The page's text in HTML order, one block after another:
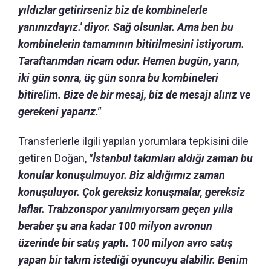
yıldızlar getirirseniz biz de kombinelerle
yanınızdayız.' diyor. Sağ olsunlar. Ama ben bu
kombinelerin tamamının bitirilmesini istiyorum.
Taraftarımdan ricam odur. Hemen bugün, yarın,
iki gün sonra, üç gün sonra bu kombineleri
bitirelim. Bize de bir mesaj, biz de mesajı alırız ve
gerekeni yaparız."
Transferlerle ilgili yapılan yorumlara tepkisini dile
getiren Doğan, "İstanbul takımları aldığı zaman bu
konular konuşulmuyor. Biz aldığımız zaman
konuşuluyor. Çok gereksiz konuşmalar, gereksiz
laflar. Trabzonspor yanılmıyorsam geçen yılla
beraber şu ana kadar 100 milyon avronun
üzerinde bir satış yaptı. 100 milyon avro satış
yapan bir takım istediği oyuncuyu alabilir. Benim